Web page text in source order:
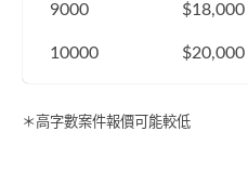
9000
10000
＊高字數案件報價可能較低